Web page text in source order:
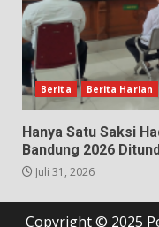
Berita Berita Harian
Hanya Satu Saksi
Bandung 2026
Juli 31, 2026
Copyright © 2025